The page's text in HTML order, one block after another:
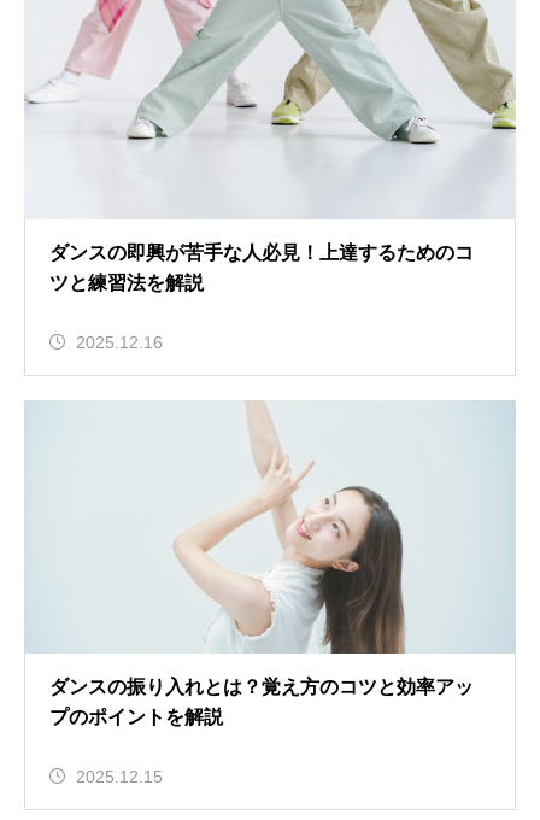
ダンスの即興が苦手な人必見！上達するためのコ
ツと練習法を解説
2025.12.16
ダンスの振り入れとは？覚え方のコツと効率アッ
プのポイントを解説
2025.12.15